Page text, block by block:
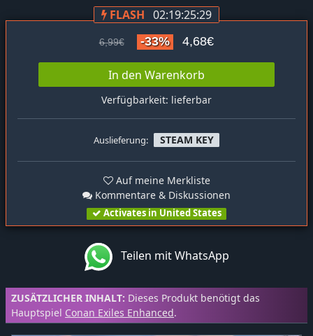
FLASH 02:19:25:28
6,99€ -33% 4,68€
In den Warenkorb
Verfügbarkeit: lieferbar
Auslieferung: STEAM KEY
Auf meine Merkliste
Kommentare & Diskussionen
Activates in United States
Teilen mit WhatsApp
ZUSÄTZLICHER INHALT: Dieses Produkt benötigt das
Hauptspiel Conan Exiles Enhanced.